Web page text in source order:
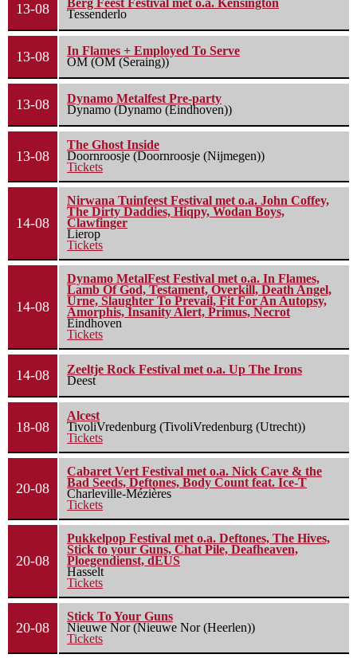
13-08
Berg Feest Festival met o.a. Kensington
Tessenderlo
13-08
In Flames + Employed To Serve
OM (OM (Seraing))
13-08
Dynamo Metalfest Pre-party
Dynamo (Dynamo (Eindhoven))
13-08
The Ghost Inside
Doornroosje (Doornroosje (Nijmegen))
Tickets
14-08
Nirwana Tuinfeest Festival met o.a. John Coffey,
The Dirty Daddies, Hiqpy, Wodan Boys,
Clawfinger
Lierop
Tickets
14-08
Dynamo MetalFest Festival met o.a. In Flames,
Lamb Of God, Testament, Overkill, Death Angel,
Urne, Slaughter To Prevail, Fit For An Autopsy,
Amorphis, Insanity Alert, Primus, Necrot
Eindhoven
Tickets
14-08
Zeeltje Rock Festival met o.a. Up The Irons
Deest
18-08
Alcest
TivoliVredenburg (TivoliVredenburg (Utrecht))
Tickets
20-08
Cabaret Vert Festival met o.a. Nick Cave & the
Bad Seeds, Deftones, Body Count feat. Ice-T
Charleville-Mézières
Tickets
20-08
Pukkelpop Festival met o.a. Deftones, The Hives,
Stick to your Guns, Chat Pile, Deafheaven,
Ploegendienst, dEUS
Hasselt
Tickets
20-08
Stick To Your Guns
Nieuwe Nor (Nieuwe Nor (Heerlen))
Tickets